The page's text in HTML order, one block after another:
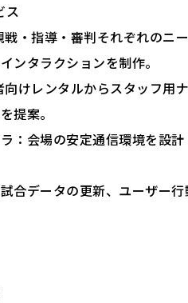
ス
・指導・審判それぞれのニ
ンタラクションを制作。
けレンタルからスタッフ用
提案。
：会場の安定通信環境を設計
合データの更新、ユーザー行